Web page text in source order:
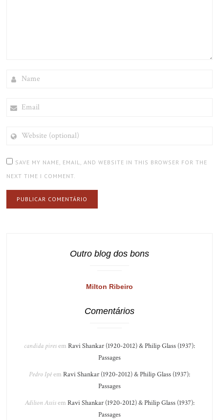
(OPTIONAL)
SAVE MY NAME, EMAIL, AND WEBSITE IN THIS BROWSER FOR THE
NEXT TIME I COMMENT.
Outro blog dos bons
Milton Ribeiro
Comentários
candida piresem Ravi Shankar (1920-2012) & Philip Glass (1937):
Passages
Pedro Ipêem Ravi Shankar (1920-2012) & Philip Glass (1937):
Passages
Adilson Assisem Ravi Shankar (1920-2012) & Philip Glass (1937):
Passages